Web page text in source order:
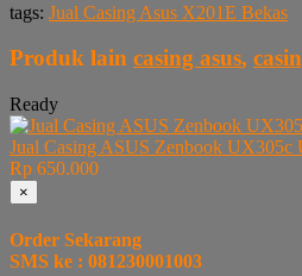
tags: Jual Casing Asus X201E Bekas
Produk lain casing asus,
Ready
Jual Casing ASUS Zenbook UX305c
Rp 650.000
×
Order Sekarang
SMS ke : 081230001003